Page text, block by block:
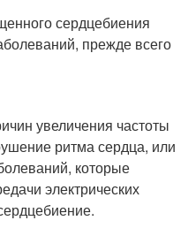
сердцебиения
прежде всего
увеличения частоты
ритма сердца, или
которые
электрических